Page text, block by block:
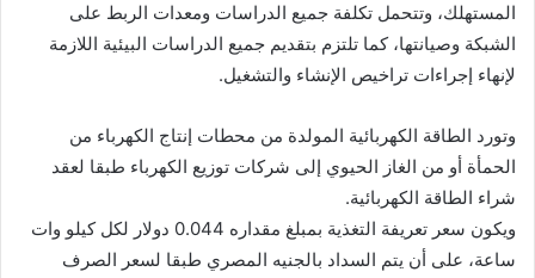
المستهلك، وتتحمل تكلفة جميع الدراسات ومعدات الربط على
الشبكة وصيانتها، كما تلتزم بتقديم جميع الدراسات البيئية اللازمة
لإنهاء إجراءات تراخيص الإنشاء والتشغيل.
وتورد الطاقة الكهربائية المولدة من محطات إنتاج الكهرباء من
الحمأة أو من الغاز الحيوي إلى شركات توزيع الكهرباء طبقا لعقد
شراء الطاقة الكهربائية.
ويكون سعر تعريفة التغذية بمبلغ مقداره 0.044 دولار لكل كيلو وات
ساعة، على أن يتم السداد بالجنيه المصري طبقا لسعر الصرف